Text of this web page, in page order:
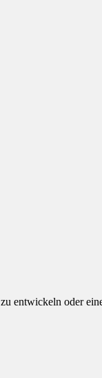
zu entwickeln oder